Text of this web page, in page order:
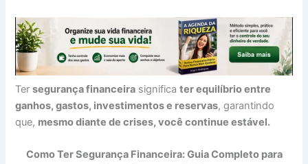
Tersegurança financeira significater equilíbrio entre
ganhos, gastos, investimentos e reservas, garantindo
que, mesmo diante de crises, você continue estável.
Como Ter Segurança Financeira: Guia Completo para